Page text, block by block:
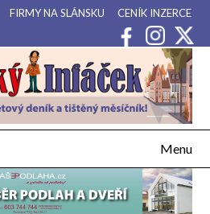
FIRMY NA SLÁNSKU
CENÍK INZERCE
Infáček
měsíčník pro Slánsko, Kladensko
a Lounsko.
Menu